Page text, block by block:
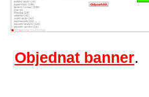
Objednat banner.